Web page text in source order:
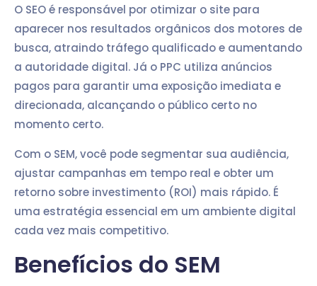
O SEO é responsável por otimizar o site para
aparecer nos resultados orgânicos dos motores de
busca, atraindo tráfego qualificado e aumentando
a autoridade digital. Já o PPC utiliza anúncios
pagos para garantir uma exposição imediata e
direcionada, alcançando o público certo no
momento certo.
Com o SEM, você pode segmentar sua audiência,
ajustar campanhas em tempo real e obter um
retorno sobre investimento (ROI) mais rápido. É
uma estratégia essencial em um ambiente digital
cada vez mais competitivo.
Benefícios do SEM